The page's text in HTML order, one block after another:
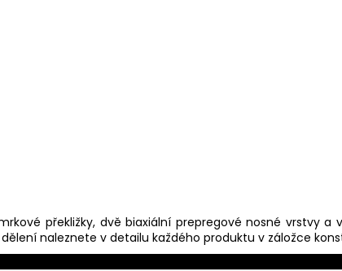
překližky, dvě biaxiální prepregové nosné vrstvy a
naleznete v detailu každého produktu v záložce